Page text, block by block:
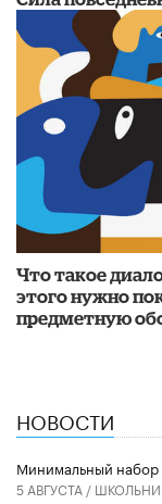
Что такое
этого нужно
предметную
НОВОСТИ
Минимальный набор
5 АВГУСТА /